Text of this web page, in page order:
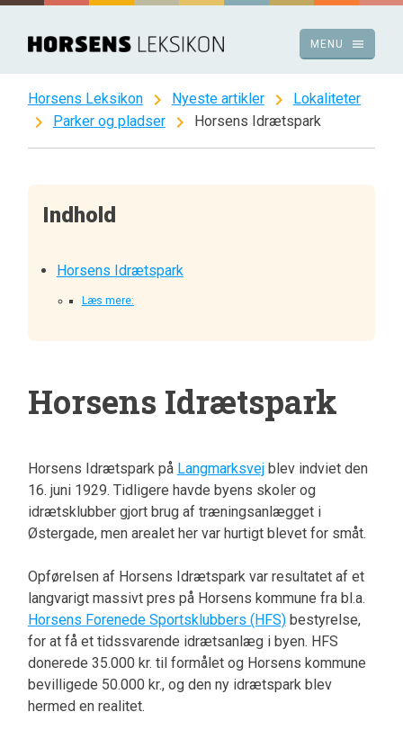
Spring
indhold
menu
MENU
Horsens Leksikon chevron_right Nyeste artikler chevron_right Lokaliteter
chevron_right Parker og pladser chevron_right Horsens Idrætspark
Indhold
Horsens Idrætspark
Læs mere:
Horsens Idrætspark
Horsens Idrætspark på Langmarksvejblev indviet den
16. juni 1929. Tidligere havde byens skoler og
idrætsklubber gjort brug af træningsanlægget i
Østergade, men arealet her var hurtigt blevet for småt.
Opførelsen af Horsens Idrætspark var resultatet af et
langvarigt massivt pres på Horsens kommune fra bl.a.
Horsens Forenede Sportsklubbers (HFS)bestyrelse,
for at få et tidssvarende idrætsanlæg i byen. HFS
donerede 35.000 kr. til formålet og Horsens kommune
bevilligede 50.000 kr., og den ny idrætspark blev
hermed en realitet.